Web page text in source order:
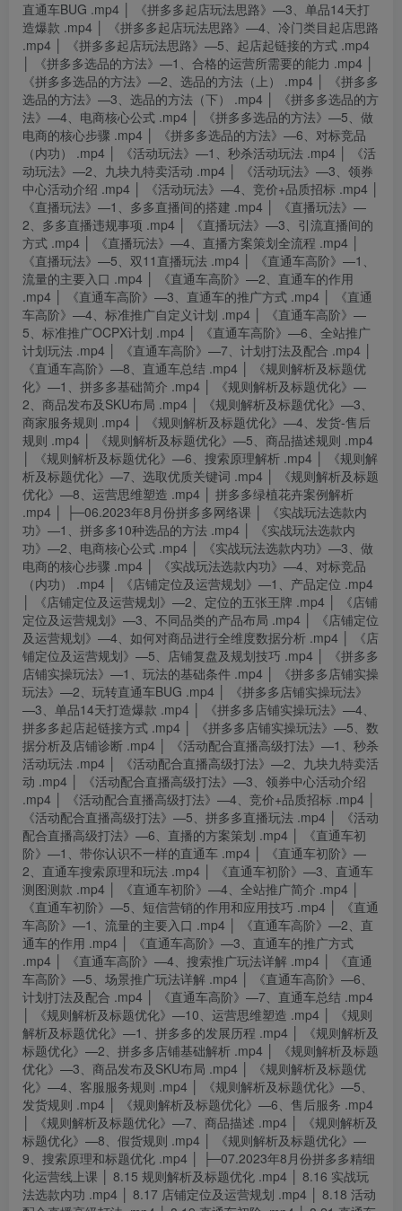
直通车BUG .mp4 │ 《拼多多起店玩法思路》—3、单品14天打
造爆款 .mp4 │ 《拼多多起店玩法思路》—4、冷门类目起店思路
.mp4 │ 《拼多多起店玩法思路》—5、起店起链接的方式 .mp4
│ 《拼多多选品的方法》—1、合格的运营所需要的能力 .mp4 │
《拼多多选品的方法》—2、选品的方法（上） .mp4 │ 《拼多多
选品的方法》—3、选品的方法（下） .mp4 │ 《拼多多选品的方
法》—4、电商核心公式 .mp4 │ 《拼多多选品的方法》—5、做
电商的核心步骤 .mp4 │ 《拼多多选品的方法》—6、对标竞品
（内功） .mp4 │ 《活动玩法》—1、秒杀活动玩法 .mp4 │ 《活
动玩法》—2、九块九特卖活动 .mp4 │ 《活动玩法》—3、领券
中心活动介绍 .mp4 │ 《活动玩法》—4、竞价+品质招标 .mp4 │
《直播玩法》—1、多多直播间的搭建 .mp4 │ 《直播玩法》—
2、多多直播违规事项 .mp4 │ 《直播玩法》—3、引流直播间的
方式 .mp4 │ 《直播玩法》—4、直播方案策划全流程 .mp4 │
《直播玩法》—5、双11直播玩法 .mp4 │ 《直通车高阶》—1、
流量的主要入口 .mp4 │ 《直通车高阶》—2、直通车的作用
.mp4 │ 《直通车高阶》—3、直通车的推广方式 .mp4 │ 《直通
车高阶》—4、标准推广自定义计划 .mp4 │ 《直通车高阶》—
5、标准推广OCPX计划 .mp4 │ 《直通车高阶》—6、全站推广
计划玩法 .mp4 │ 《直通车高阶》—7、计划打法及配合 .mp4 │
《直通车高阶》—8、直通车总结 .mp4 │ 《规则解析及标题优
化》—1、拼多多基础简介 .mp4 │ 《规则解析及标题优化》—
2、商品发布及SKU布局 .mp4 │ 《规则解析及标题优化》—3、
商家服务规则 .mp4 │ 《规则解析及标题优化》—4、发货-售后
规则 .mp4 │ 《规则解析及标题优化》—5、商品描述规则 .mp4
│ 《规则解析及标题优化》—6、搜索原理解析 .mp4 │ 《规则解
析及标题优化》—7、选取优质关键词 .mp4 │ 《规则解析及标题
优化》—8、运营思维塑造 .mp4 │ 拼多多绿植花卉案例解析
.mp4 │ ├─06.2023年8月份拼多多网络课 │ 《实战玩法选款内
功》—1、拼多多10种选品的方法 .mp4 │ 《实战玩法选款内
功》—2、电商核心公式 .mp4 │ 《实战玩法选款内功》—3、做
电商的核心步骤 .mp4 │ 《实战玩法选款内功》—4、对标竞品
（内功） .mp4 │ 《店铺定位及运营规划》—1、产品定位 .mp4
│ 《店铺定位及运营规划》—2、定位的五张王牌 .mp4 │ 《店铺
定位及运营规划》—3、不同品类的产品布局 .mp4 │ 《店铺定位
及运营规划》—4、如何对商品进行全维度数据分析 .mp4 │ 《店
铺定位及运营规划》—5、店铺复盘及规划技巧 .mp4 │ 《拼多多
店铺实操玩法》—1、玩法的基础条件 .mp4 │ 《拼多多店铺实操
玩法》—2、玩转直通车BUG .mp4 │ 《拼多多店铺实操玩法》
—3、单品14天打造爆款 .mp4 │ 《拼多多店铺实操玩法》—4、
拼多多起店起链接方式 .mp4 │ 《拼多多店铺实操玩法》—5、数
据分析及店铺诊断 .mp4 │ 《活动配合直播高级打法》—1、秒杀
活动玩法 .mp4 │ 《活动配合直播高级打法》—2、九块九特卖活
动 .mp4 │ 《活动配合直播高级打法》—3、领券中心活动介绍
.mp4 │ 《活动配合直播高级打法》—4、竞价+品质招标 .mp4 │
《活动配合直播高级打法》—5、拼多多直播玩法 .mp4 │ 《活动
配合直播高级打法》—6、直播的方案策划 .mp4 │ 《直通车初
阶》—1、带你认识不一样的直通车 .mp4 │ 《直通车初阶》—
2、直通车搜索原理和玩法 .mp4 │ 《直通车初阶》—3、直通车
测图测款 .mp4 │ 《直通车初阶》—4、全站推广简介 .mp4 │
《直通车初阶》—5、短信营销的作用和应用技巧 .mp4 │ 《直通
车高阶》—1、流量的主要入口 .mp4 │ 《直通车高阶》—2、直
通车的作用 .mp4 │ 《直通车高阶》—3、直通车的推广方式
.mp4 │ 《直通车高阶》—4、搜索推广玩法详解 .mp4 │ 《直通
车高阶》—5、场景推广玩法详解 .mp4 │ 《直通车高阶》—6、
计划打法及配合 .mp4 │ 《直通车高阶》—7、直通车总结 .mp4
│ 《规则解析及标题优化》—10、运营思维塑造 .mp4 │ 《规则
解析及标题优化》—1、拼多多的发展历程 .mp4 │ 《规则解析及
标题优化》—2、拼多多店铺基础解析 .mp4 │ 《规则解析及标题
优化》—3、商品发布及SKU布局 .mp4 │ 《规则解析及标题优
化》—4、客服服务规则 .mp4 │ 《规则解析及标题优化》—5、
发货规则 .mp4 │ 《规则解析及标题优化》—6、售后服务 .mp4
│ 《规则解析及标题优化》—7、商品描述 .mp4 │ 《规则解析及
标题优化》—8、假货规则 .mp4 │ 《规则解析及标题优化》—
9、搜索原理和标题优化 .mp4 │ ├─07.2023年8月份拼多多精细
化运营线上课 │ 8.15 规则解析及标题优化 .mp4 │ 8.16 实战玩
法选款内功 .mp4 │ 8.17 店铺定位及运营规划 .mp4 │ 8.18 活动